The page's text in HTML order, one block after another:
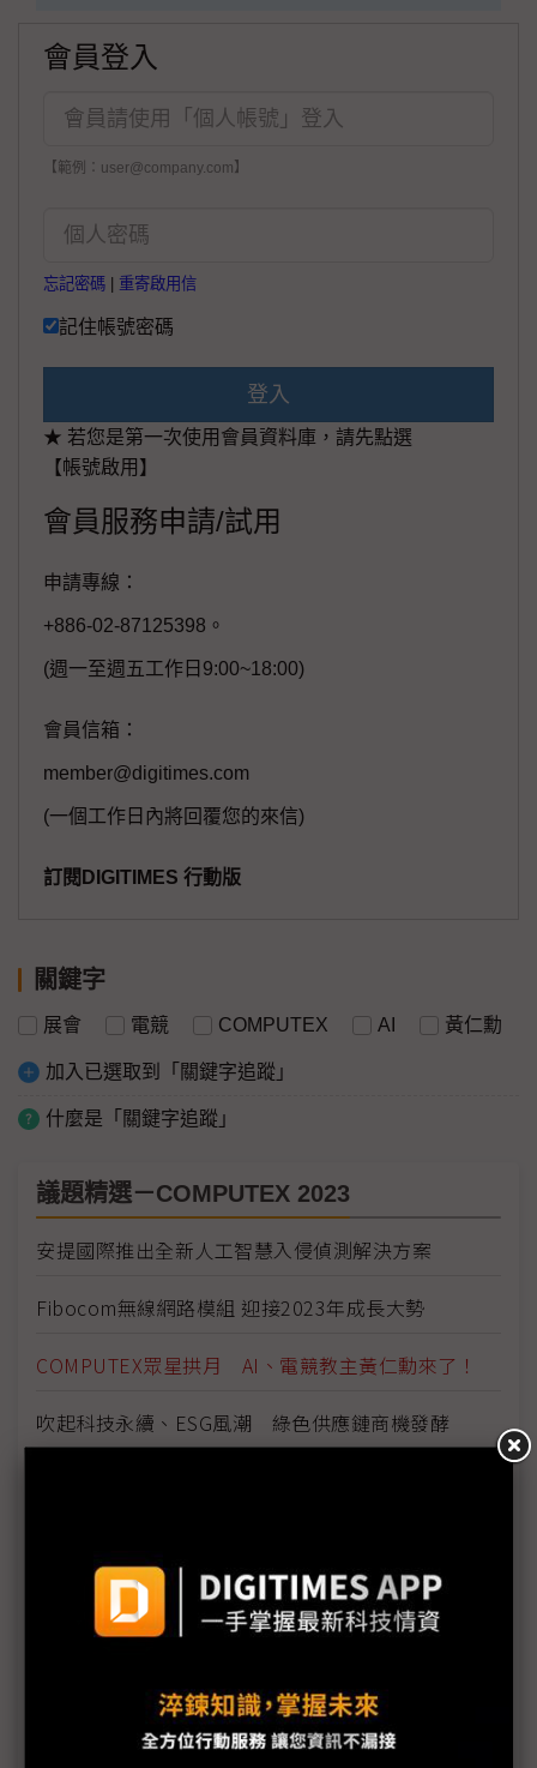
會員登入
【範例：user@company.com】
忘記密碼 重寄啟用信
記住帳號密碼
登入
★ 若您是第一次使用會員資料庫，請先點選
【帳號啟用】
會員服務申請/試用
申請專線：
+886-02-87125398。
(週一至週五工作日9:00~18:00)
會員信箱：
member@digitimes.com
(一個工作日內將回覆您的來信)
訂閱DIGITIMES 行動版
關鍵字
展會 電競 COMPUTEX AI 黃仁勳
加入已選取到「關鍵字追蹤」
什麼是「關鍵字追蹤」
議題精選－COMPUTEX 2023
安提國際推出全新人工智慧入侵偵測解決方案
Fibocom無線網路模組 迎接2023年成長大勢
COMPUTEX眾星拱月 AI、電競教主黃仁勳來了！
吹起科技永續、ESG風潮 綠色供應鏈商機發酵
方案VL108
B5G時代來臨 聚焦O-RAN、節能